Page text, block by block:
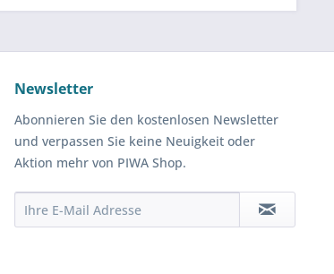
Newsletter
Abonnieren Sie den kostenlosen Newsletter
und verpassen Sie keine Neuigkeit oder
Aktion mehr von PIWA Shop.